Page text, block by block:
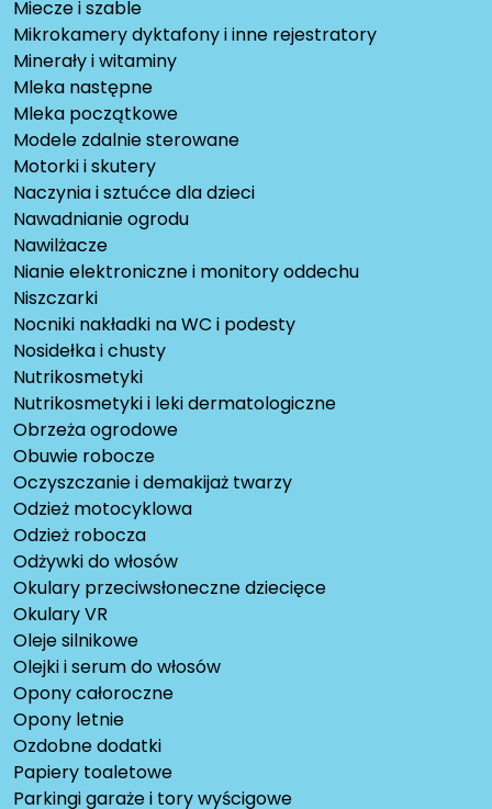
Miecze i szable
Mikrokamery dyktafony i inne rejestratory
Minerały i witaminy
Mleka następne
Mleka początkowe
Modele zdalnie sterowane
Motorki i skutery
Naczynia i sztućce dla dzieci
Nawadnianie ogrodu
Nawilżacze
Nianie elektroniczne i monitory oddechu
Niszczarki
Nocniki nakładki na WC i podesty
Nosidełka i chusty
Nutrikosmetyki
Nutrikosmetyki i leki dermatologiczne
Obrzeża ogrodowe
Obuwie robocze
Oczyszczanie i demakijaż twarzy
Odzież motocyklowa
Odzież robocza
Odżywki do włosów
Okulary przeciwsłoneczne dziecięce
Okulary VR
Oleje silnikowe
Olejki i serum do włosów
Opony całoroczne
Opony letnie
Ozdobne dodatki
Papiery toaletowe
Parkingi garaże i tory wyścigowe